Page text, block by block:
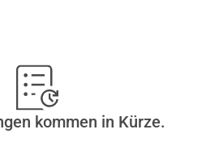
kommen in Kürze.